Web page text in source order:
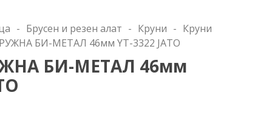
- Брусен и резен алат - Круни - Круни
БИ-МЕТАЛ 46мм YT-3322 ЈАТО
БИ-МЕТАЛ 46мм